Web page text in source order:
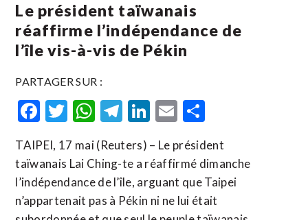
Le président taïwanais
réaffirme l’indépendance de
l’île vis-à-vis de Pékin
PARTAGER SUR :
Facebook
Twitter
WhatsApp
Telegram
LinkedIn
Email
TAIPEI, 17 mai (Reuters) – Le président
taïwanais Lai Ching-te a réaffirmé dimanche
l’indépendance de l’île, arguant que Taipei
n’appartenait pas à Pékin ni ne lui était